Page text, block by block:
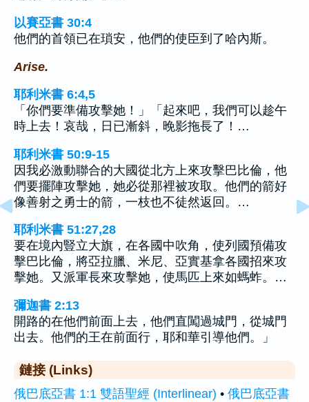
以賽亞書 30:4
他們的首領已在瑣安，他們的使臣到了哈內斯。
Arise.
耶利米書 6:4,5
「你們要準備攻擊她！」「起來吧，我們可以趁午
時上去！哀哉，日已漸斜，晚影拖長了！…
耶利米書 50:9-15
因我必激動聯合的大國從北方上來攻擊巴比倫，他
們要擺陣攻擊她，她必從那裡被攻取。他們的箭好
像善射之勇士的箭，一枝也不徒然返回。…
耶利米書 51:27,28
要在境內豎立大旗，在各國中吹角，使列國預備攻
擊巴比倫，將亞拉臘、米尼、亞實基拿各國招來攻
擊她。又派軍長來攻擊她，使馬匹上來如螞蚱。…
彌迦書 2:13
開路的在他們前面上去，他們直闖過城門，從城門
出去。他們的王在前面行，耶和華引導他們。」
鏈接 (Links)
俄巴底亞書 1:1 雙語聖經 (Interlinear) • 俄巴底亞書